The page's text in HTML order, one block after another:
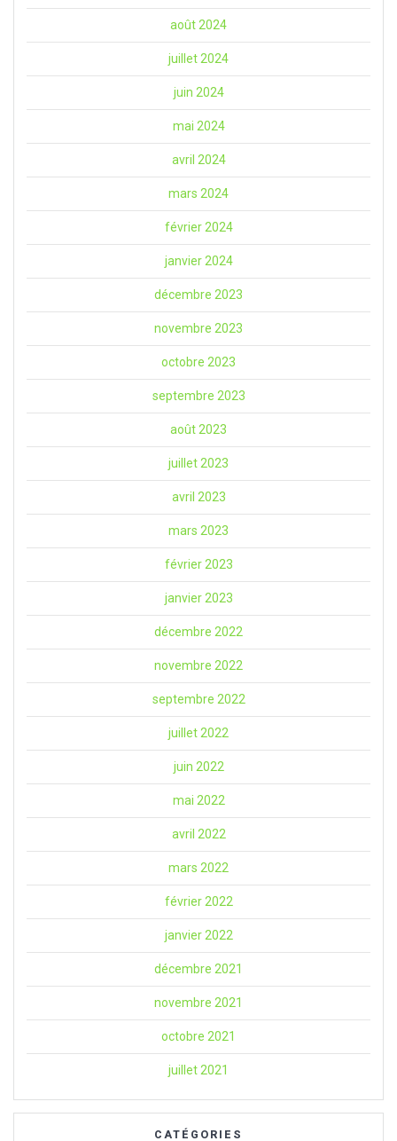
août 2024
juillet 2024
juin 2024
mai 2024
avril 2024
mars 2024
février 2024
janvier 2024
décembre 2023
novembre 2023
octobre 2023
septembre 2023
août 2023
juillet 2023
avril 2023
mars 2023
février 2023
janvier 2023
décembre 2022
novembre 2022
septembre 2022
juillet 2022
juin 2022
mai 2022
avril 2022
mars 2022
février 2022
janvier 2022
décembre 2021
novembre 2021
octobre 2021
juillet 2021
CATÉGORIES